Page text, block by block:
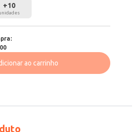
+10
ao carrinho